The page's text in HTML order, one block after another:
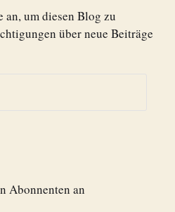
um diesen Blog zu
über neue Beiträge
Abonnenten an